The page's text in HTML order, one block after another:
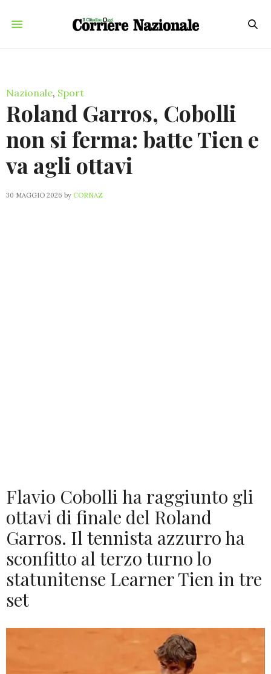
Nazionale, Sport
Roland Garros, Cobolli
non si ferma: batte Tien e
va agli ottavi
30 MAGGIO 2026 by CORNAZ
Flavio Cobolli ha raggiunto gli
ottavi di finale del Roland
Garros. Il tennista azzurro ha
sconfitto al terzo turno lo
statunitense Learner Tien in tre
set